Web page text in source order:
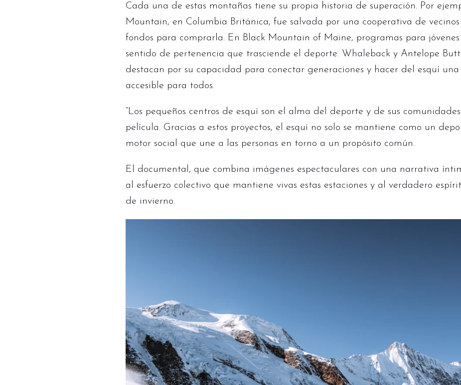
Cada una de estas montañas tiene su propia historia de superación. Por
Mountain, en Columbia Británica, fue salvada por una cooperativa de
fondos para comprarla. En Black Mountain of Maine, programas para
sentido de pertenencia que trasciende el deporte. Whaleback y Antelope
destacan por su capacidad para conectar generaciones y hacer del esquí una
accesible para todos.
“Los pequeños centros de esquí son el alma del deporte y de sus
película. Gracias a estos proyectos, el esquí no solo se mantiene como un
motor social que une a las personas en torno a un propósito común.
El documental, que combina imágenes espectaculares con una narrativa
al esfuerzo colectivo que mantiene vivas estas estaciones y al verdadero
de invierno.